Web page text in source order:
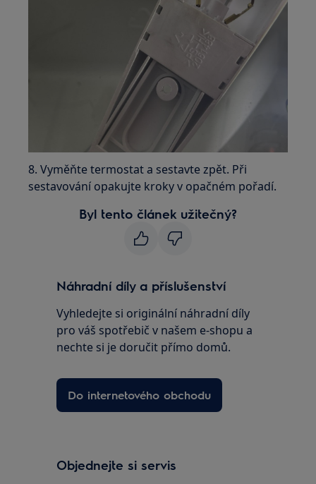
8. Vyměňte termostat a sestavte zpět. Při
sestavování opakujte kroky v opačném pořadí.
Byl tento článek užitečný?
Náhradní díly a příslušenství
Vyhledejte si originální náhradní díly
pro váš spotřebič v našem e-shopu a
nechte si je doručit přímo domů.
Do internetového obchodu
Objednejte si servis